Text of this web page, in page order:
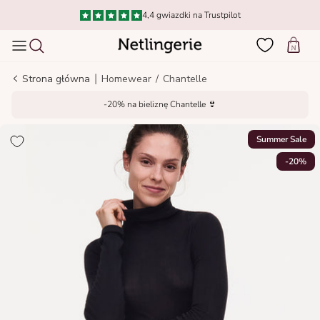
Dostawa w 1–3 dni od 14,95 zł
Wózek
Strona główna | Homewear / Chantelle
-20% na bieliznę Chantelle 👙
Summer Sale
-20%